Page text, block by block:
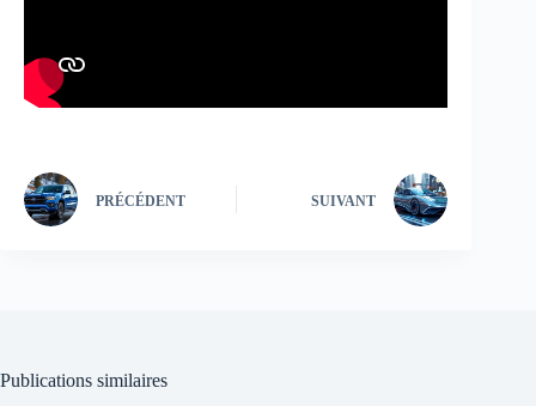
PRÉCÉDENT SUIVANT
Publications similaires